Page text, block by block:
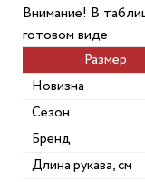
Внимание! В
готовом виде
Размер
Новизна
Сезон
Бренд
Длина рукава, см